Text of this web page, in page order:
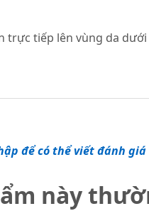
trực tiếp lên vùng da
để có thể viết đánh giá
này